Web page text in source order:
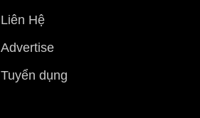
Liên Hệ
Advertise
Tuyển dụng